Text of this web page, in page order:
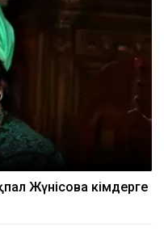
Жүнісова кімдерге